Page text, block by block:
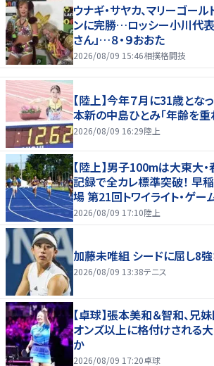
ウナギ・サヤカ、マリーゴール
ンに完勝…ロッシー小川代
さん」…８・９おおた
2026/08/09 15:46相撲格闘技
【陸上】今年７月に31歳と
本新の中島ひとみ「年齢を重
2026/08/09 16:29陸上
【陸上】男子100mは大東大
記録で全カレ標準突破！ 早
場 第21回トワイライト・ゲー
2026/08/09 17:10陸上
加藤未唯組 シードに屈し8
2026/08/09 13:38テニス
【卓球】張本美和＆智和、
オンズ以上に格付けされる
か
2026/08/09 17:20卓球